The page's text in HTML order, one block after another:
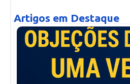
Artigos em Destaque